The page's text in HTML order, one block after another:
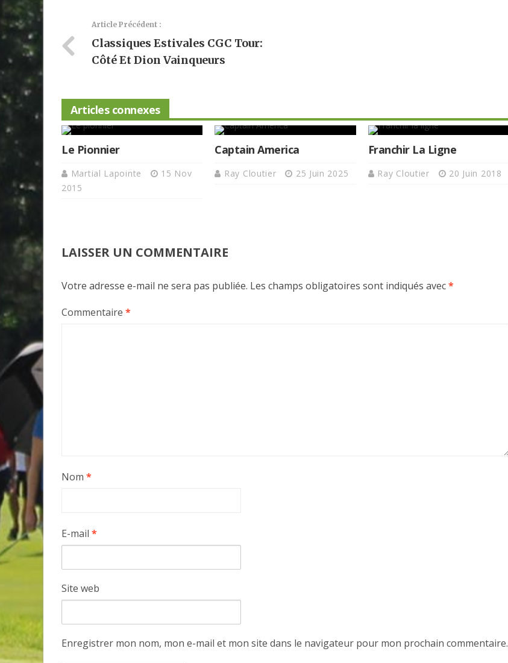
Article Précédent :
Classiques Estivales CGC Tour:
Côté Et Dion Vainqueurs
Articles connexes
Le Pionnier
Martial Lapointe
15 Nov
2015
Captain America
Ray Cloutier 25 Juin 2025
Franchir La Ligne
Ray Cloutier 20 Juin 2018
LAISSER UN COMMENTAIRE
Votre adresse e-mail ne sera pas publiée. Les champs obligatoires sont indiqués avec*
Commentaire *
Nom *
E-mail *
Site web
Enregistrer mon nom, mon e-mail et mon site dans le navigateur pour mon prochain commentaire.